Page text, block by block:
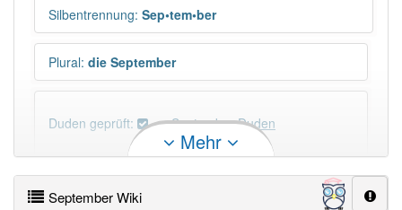
Silbentrennung: Sep•tem•ber
Plural: die September
Duden geprüft: September Duden
Mehr
September Wiki